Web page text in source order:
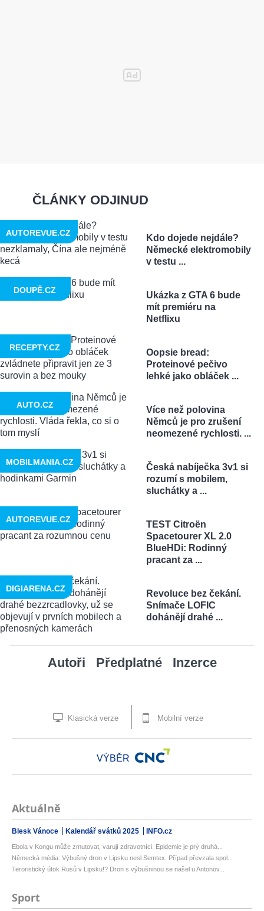
ČLÁNKY ODJINUD
Kdo dojede nejdále?
Německé elektromobily
v testu ...
AUTOREVUE.CZ
Ukázka z GTA 6 bude
mít premiéru na
Netflixu
DOUPĚ.CZ
Oopsie bread:
Proteinové pečivo
lehké jako obláček ...
RECEPTY.CZ
Více než polovina
Němců je pro zrušení
neomezené rychlosti. ...
AUTO.CZ
Česká nabíječka 3v1 si
rozumí s mobilem,
sluchátky a ...
MOBILMANIA.CZ
TEST Citroën
Spacetourer XL 2.0
BlueHDi: Rodinný
pracant za ...
AUTOREVUE.CZ
Revoluce bez čekání.
Snímače LOFIC
dohánějí drahé ...
DIGIARENA.CZ
Autoři Předplatné Inzerce
Klasická verze Mobilní verze
VÝBĚR
Aktuálně
Blesk Vánoce Kalendář svátků 2025 INFO.cz
Ebola v Kongu může zmutovat, varují zdravotníci. Epidemie je prý druhá...
Německá média: Výbušný dron v Lipsku nesl Semtex. Případ převzala spol...
Teroristický útok Rusů v Lipsku!? Dron s výbušninou se našel u Antonov...
Sport